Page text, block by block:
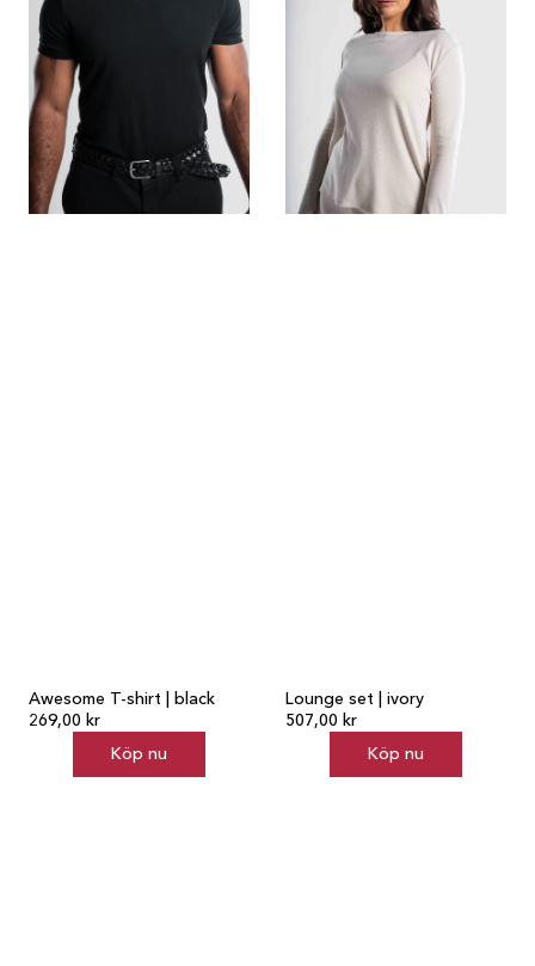
Awesome T-shirt | black
269,00 kr
Köp nu
Lounge set | ivory
507,00 kr
Köp nu